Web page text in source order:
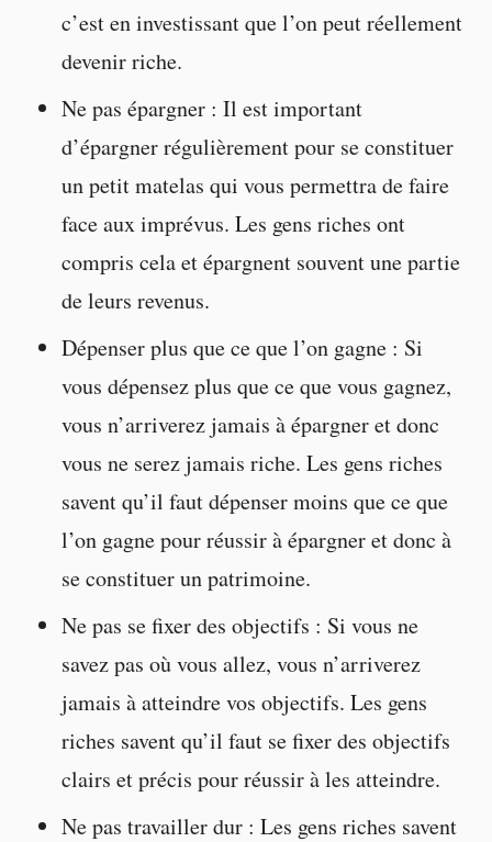
c’est en investissant que l’on peut réellement
devenir riche.
Ne pas épargner : Il est important
d’épargner régulièrement pour se constituer
un petit matelas qui vous permettra de faire
face aux imprévus. Les gens riches ont
compris cela et épargnent souvent une partie
de leurs revenus.
Dépenser plus que ce que l’on gagne : Si
vous dépensez plus que ce que vous gagnez,
vous n’arriverez jamais à épargner et donc
vous ne serez jamais riche. Les gens riches
savent qu’il faut dépenser moins que ce que
l’on gagne pour réussir à épargner et donc à
se constituer un patrimoine.
Ne pas se fixer des objectifs : Si vous ne
savez pas où vous allez, vous n’arriverez
jamais à atteindre vos objectifs. Les gens
riches savent qu’il faut se fixer des objectifs
clairs et précis pour réussir à les atteindre.
Ne pas travailler dur : Les gens riches savent